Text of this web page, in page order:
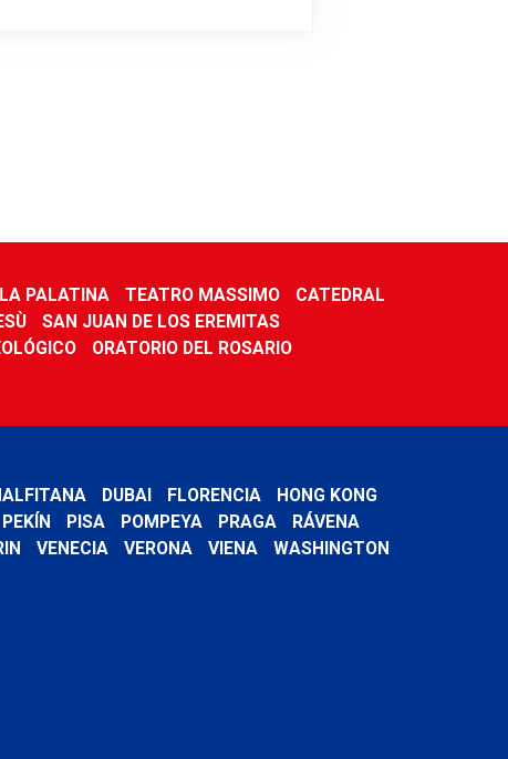
PALATINA TEATRO MASSIMO
CATEDRAL
SAN JUAN DE LOS EREMITAS
ORATORIO DEL ROSARIO
DUBAI FLORENCIA
HONG KONG
PEKÍN PISA POMPEYA PRAGA
RÁVENA
VENECIA VERONA VIENA WASHINGTON